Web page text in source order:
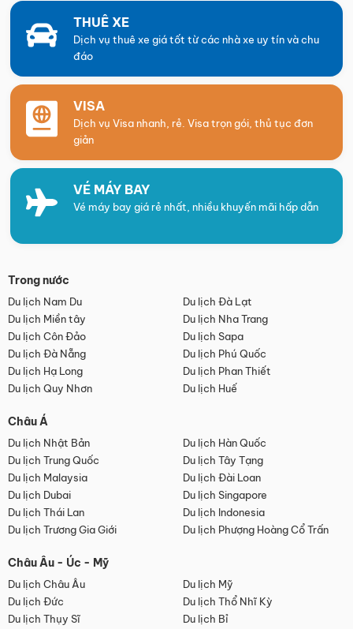
THUÊ XE
Dịch vụ thuê xe giá tốt từ các nhà xe uy tín và chu
đáo
VISA
Dịch vụ Visa nhanh, rẻ. Visa trọn gói, thủ tục đơn
giản
VÉ MÁY BAY
Vé máy bay giá rẻ nhất, nhiều khuyến mãi hấp dẫn
Trong nước
Du lịch Nam Du
Du lịch Đà Lạt
Du lịch Miền tây
Du lịch Nha Trang
Du lịch Côn Đảo
Du lịch Sapa
Du lịch Đà Nẵng
Du lịch Phú Quốc
Du lịch Hạ Long
Du lịch Phan Thiết
Du lịch Quy Nhơn
Du lịch Huế
Châu Á
Du lịch Nhật Bản
Du lịch Hàn Quốc
Du lịch Trung Quốc
Du lịch Tây Tạng
Du lịch Malaysia
Du lịch Đài Loan
Du lịch Dubai
Du lịch Singapore
Du lịch Thái Lan
Du lịch Indonesia
Du lịch Trương Gia Giới
Du lịch Phượng Hoàng Cổ Trấn
Châu Âu - Úc - Mỹ
Du lịch Châu Âu
Du lịch Mỹ
Du lịch Đức
Du lịch Thổ Nhĩ Kỳ
Du lịch Thụy Sĩ
Du lịch Bỉ